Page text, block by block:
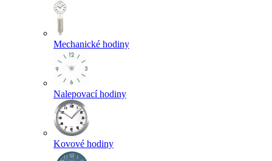
Mechanické hodiny
Nalepovací hodiny
Kovové hodiny